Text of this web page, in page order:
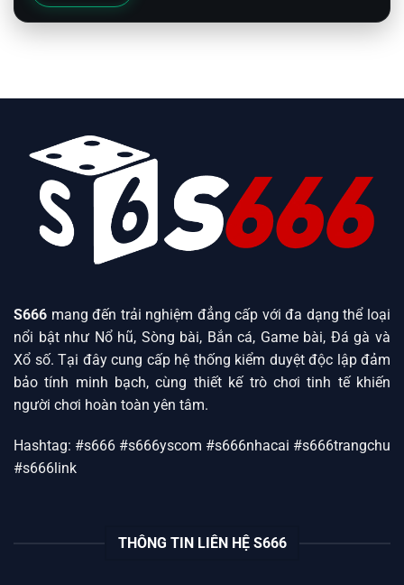
S666 mang đến trải nghiệm đẳng cấp với đa dạng thể loại
nổi bật như Nổ hũ, Sòng bài, Bắn cá, Game bài, Đá gà và
Xổ số. Tại đây cung cấp hệ thống kiểm duyệt độc lập đảm
bảo tính minh bạch, cùng thiết kế trò chơi tinh tế khiến
người chơi hoàn toàn yên tâm.
Hashtag: #s666 #s666yscom #s666nhacai #s666trangchu
#s666link
THÔNG TIN LIÊN HỆ S666